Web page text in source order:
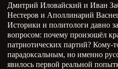
Дмитрий Иловайский и Иван
Нестеров и Аполлинарий
Историки и политологи давно
вопросом: почему произошёл
патриотических партий? Кому-
парадоксальным, но именно
явилось первой реальной